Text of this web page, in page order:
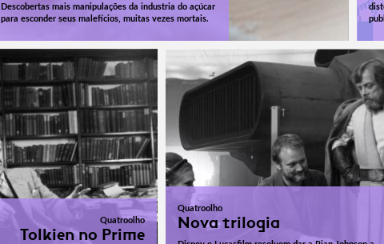
Descobertas mais manipulações da industria do açúcar
para esconder seus malefícios, muitas vezes mortais.
Quatroolho
Tolkien no Prime
Quatroolho
Nova trilogia